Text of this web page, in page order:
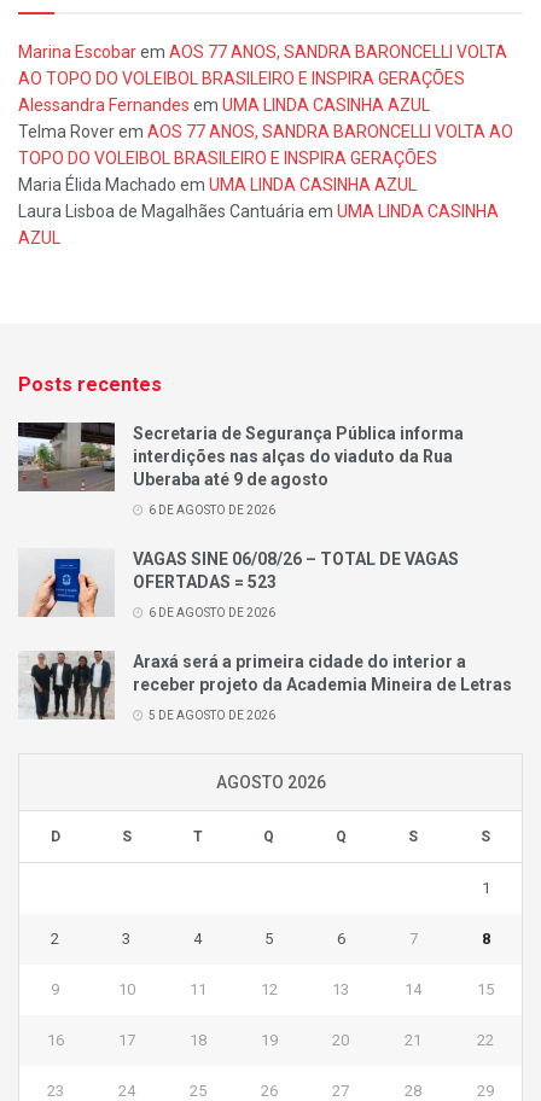
Marina Escobarem AOS 77 ANOS, SANDRA BARONCELLI VOLTA
AO TOPO DO VOLEIBOL BRASILEIRO E INSPIRA GERAÇÕES
Alessandra Fernandes em UMA LINDA CASINHA AZUL
Telma Roverem AOS 77 ANOS, SANDRA BARONCELLI VOLTA AO
TOPO DO VOLEIBOL BRASILEIRO E INSPIRA GERAÇÕES
Maria Élida Machado em UMA LINDA CASINHA AZUL
Laura Lisboa de Magalhães Cantuária em UMA LINDA CASINHA
AZUL
Posts recentes
Secretaria de Segurança Pública informa
interdições nas alças do viaduto da Rua
Uberaba até 9 de agosto
6 DE AGOSTO DE 2026
VAGAS SINE 06/08/26 – TOTAL DE VAGAS
OFERTADAS = 523
6 DE AGOSTO DE 2026
Araxá será a primeira cidade do interior a
receber projeto da Academia Mineira de Letras
5 DE AGOSTO DE 2026
AGOSTO 2026
D S T Q Q S S
1
2 3 4 5 6 7 8
9 10 11 12 13 14 15
16 17 18 19 20 21 22
23 24 25 26 27 28 29